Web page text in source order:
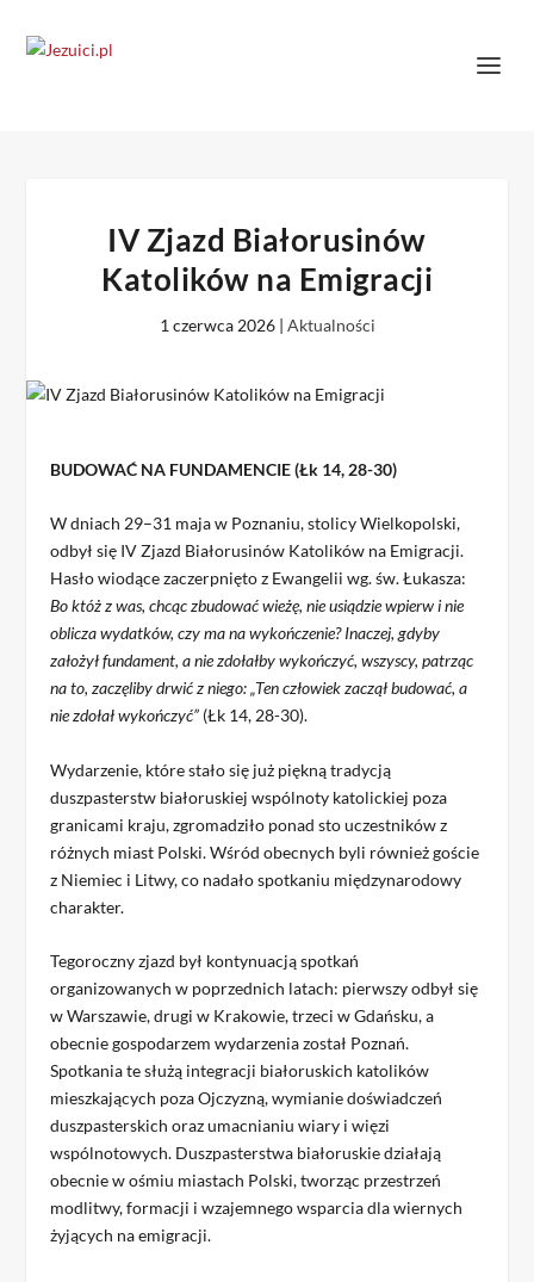
IV Zjazd Białorusinów
Katolików na Emigracji
1 czerwca 2026| Aktualności
BUDOWAĆ NA FUNDAMENCIE (Łk 14, 28-30)
W dniach 29–31 maja w Poznaniu, stolicy Wielkopolski,
odbył się IV Zjazd Białorusinów Katolików na Emigracji.
Hasło wiodące zaczerpnięto z Ewangelii wg. św. Łukasza:
Bo któż z was, chcąc zbudować wieżę, nie usiądzie wpierw i nie
oblicza wydatków, czy ma na wykończenie? Inaczej, gdyby
założył fundament, a nie zdołałby wykończyć, wszyscy, patrząc
na to, zaczęliby drwić z niego: „Ten człowiek zaczął budować, a
nie zdołał wykończyć” (Łk 14, 28-30).
Wydarzenie, które stało się już piękną tradycją
duszpasterstw białoruskiej wspólnoty katolickiej poza
granicami kraju, zgromadziło ponad sto uczestników z
różnych miast Polski. Wśród obecnych byli również goście
z Niemiec i Litwy, co nadało spotkaniu międzynarodowy
charakter.
Tegoroczny zjazd był kontynuacją spotkań
organizowanych w poprzednich latach: pierwszy odbył się
w Warszawie, drugi w Krakowie, trzeci w Gdańsku, a
obecnie gospodarzem wydarzenia został Poznań.
Spotkania te służą integracji białoruskich katolików
mieszkających poza Ojczyzną, wymianie doświadczeń
duszpasterskich oraz umacnianiu wiary i więzi
wspólnotowych. Duszpasterstwa białoruskie działają
obecnie w ośmiu miastach Polski, tworząc przestrzeń
modlitwy, formacji i wzajemnego wsparcia dla wiernych
żyjących na emigracji.